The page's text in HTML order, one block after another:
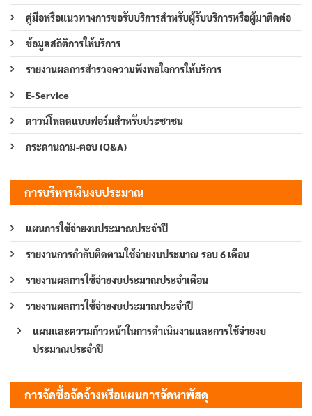
คู่มือหรือแนวทางการขอรับบริการสำหรับผู้รับบริการหรือผู้มาติดต่อ
ข้อมูลสถิติการให้บริการ
รายงานผลการสำรวจความพึงพอใจการให้บริการ
E-Service
ดาวน์โหลดแบบฟอร์มสำหรับประชาชน
กระดานถาม-ตอบ (Q&A)
การบริหารเงินงบประมาณ
แผนการใช้จ่ายงบประมาณประจำปี
รายงานการกำกับติดตามใช้จ่ายงบประมาณ รอบ 6 เดือน
รายงานผลการใช้จ่ายงบประมาณประจำเดือน
รายงานผลการใช้จ่ายงบประมาณประจำปี
แผนและความก้าวหน้าในการดำเนินงานและการใช้จ่ายงบ
ประมาณประจำปี
การจัดซื้อจัดจ้างหรือแผนการจัดหาพัสดุ